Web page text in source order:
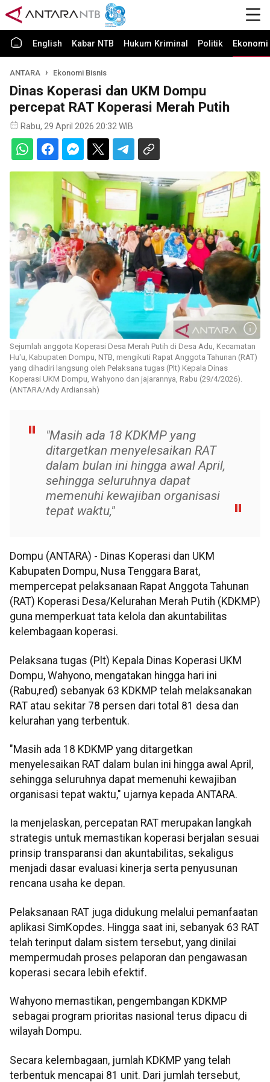
English Kabar NTB Hukum Kriminal Politik
ANTARA Ekonomi Bisnis
Dinas Koperasi dan UKM Dompu
percepat RAT Koperasi Merah Putih
Rabu, 29 April 2026 20:32 WIB
Sejumlah anggota Koperasi Desa Merah Putih di Desa Adu, Kecamatan
Hu'u, Kabupaten Dompu, NTB, mengikuti Rapat Anggota Tahunan (RAT)
yang dihadiri langsung oleh Pelaksana tugas (Plt) Kepala Dinas
Koperasi UKM Dompu, Wahyono dan jajarannya, Rabu (29/4/2026).
(ANTARA/Ady Ardiansah)
"Masih ada 18 KDKMP yang
ditargetkan menyelesaikan RAT
dalam bulan ini hingga awal April,
sehingga seluruhnya dapat
memenuhi kewajiban organisasi
tepat waktu,"
Dompu (ANTARA) - Dinas Koperasi dan UKM
Kabupaten Dompu, Nusa Tenggara Barat,
mempercepat pelaksanaan Rapat Anggota Tahunan
(RAT) Koperasi Desa/Kelurahan Merah Putih (KDKMP)
guna memperkuat tata kelola dan akuntabilitas
kelembagaan koperasi.
Pelaksana tugas (Plt) Kepala Dinas Koperasi UKM
Dompu, Wahyono, mengatakan hingga hari ini
(Rabu,red) sebanyak 63 KDKMP telah melaksanakan
RAT atau sekitar 78 persen dari total 81 desa dan
kelurahan yang terbentuk.
"Masih ada 18 KDKMP yang ditargetkan
menyelesaikan RAT dalam bulan ini hingga awal April,
sehingga seluruhnya dapat memenuhi kewajiban
organisasi tepat waktu," ujarnya kepada ANTARA.
Ia menjelaskan, percepatan RAT merupakan langkah
strategis untuk memastikan koperasi berjalan sesuai
prinsip transparansi dan akuntabilitas, sekaligus
menjadi dasar evaluasi kinerja serta penyusunan
rencana usaha ke depan.
Pelaksanaan RAT juga didukung melalui pemanfaatan
aplikasi SimKopdes. Hingga saat ini, sebanyak 63 RAT
telah terinput dalam sistem tersebut, yang dinilai
mempermudah proses pelaporan dan pengawasan
koperasi secara lebih efektif.
Wahyono memastikan, pengembangan KDKMP
sebagai program prioritas nasional terus dipacu di
wilayah Dompu.
Secara kelembagaan, jumlah KDKMP yang telah
terbentuk mencapai 81 unit. Dari jumlah tersebut,